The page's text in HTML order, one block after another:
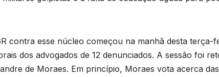
contra esse núcleo começou na manhã desta terça-
dos advogados de 12 denunciados. A sessão foi
de Moraes. Em princípio, Moraes vota acerca